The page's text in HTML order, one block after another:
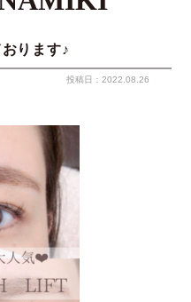
ります♪
投稿日：2022.08.26